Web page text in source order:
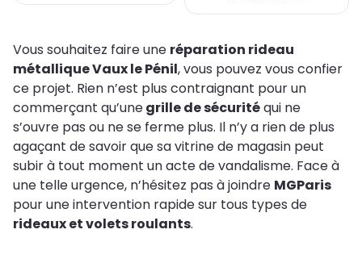
Vous souhaitez faire une réparation rideau
métallique Vaux le Pénil, vous pouvez vous confier
ce projet. Rien n’est plus contraignant pour un
commerçant qu’unegrille de sécuritéqui ne
s’ouvre pas ou ne se ferme plus. Il n’y a rien de plus
agaçant de savoir que sa vitrine de magasin peut
subir à tout moment un acte de vandalisme. Face à
une telle urgence, n’hésitez pas à joindre MGParis
pour une intervention rapide sur tous types de
rideaux et volets roulants.